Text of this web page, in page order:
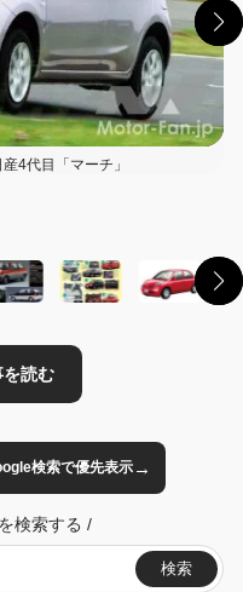
4代目「マーチ」
検索で優先表示→
検索する /
検索